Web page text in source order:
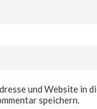
und Website in
speichern.